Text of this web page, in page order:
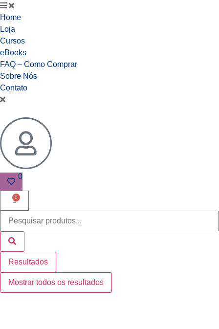
Home
Loja
Cursos
eBooks
FAQ – Como Comprar
Sobre Nós
Contato
0
0
Resultados
Mostrar todos os resultados